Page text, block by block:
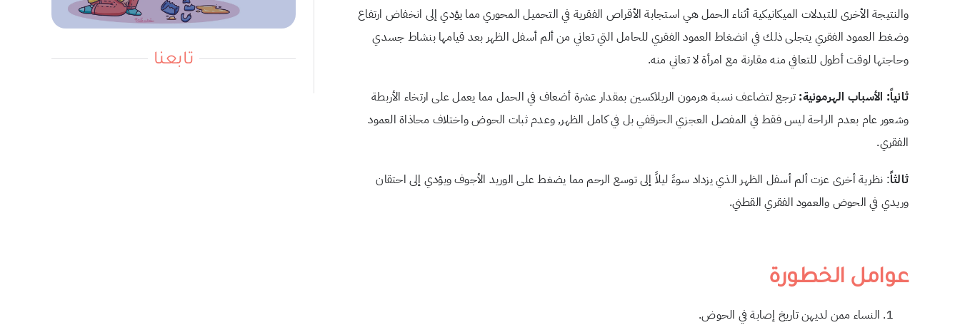
والنتيجة الأخرى للتبدلات الميكانيكية أثناء الحمل هي استجابة الأقراص الفقرية في التحميل المحوري مما يؤدي إلى انخفاض ارتفاع
وضغط العمود الفقري يتجلى ذلك في انضغاط العمود الفقري للحامل التي تعاني من ألم أسفل الظهر بعد قيامها بنشاط جسدي
وحاجتها لوقت أطول للتعافي منه مقارنة مع امرأة لا تعاني منه.
ثانياً: الأسباب الهرمونية: ترجع لتضاعف نسبة هرمون الريلاكسين بمقدار عشرة أضعاف في الحمل مما يعمل على ارتخاء الأربطة
وشعور عام بعدم الراحة ليس فقط في المفصل العجزي الحرقفي بل في كامل الظهر, وعدم ثبات الحوض واختلاف محاذاة العمود
الفقري.
ثالثاً: نظرية أخرى عزت ألم أسفل الظهر الذي يزداد سوءً ليلاً إلى توسع الرحم مما يضغط على الوريد الأجوف ويؤدي إلى احتقان
وريدي في الحوض والعمود الفقري القطني.
عوامل الخطورة
النساء ممن لديهن تاريخ إصابة في الحوض.
تابعنا